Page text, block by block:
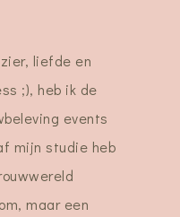
liefde en
;), heb ik de
events
mijn studie heb
maar een